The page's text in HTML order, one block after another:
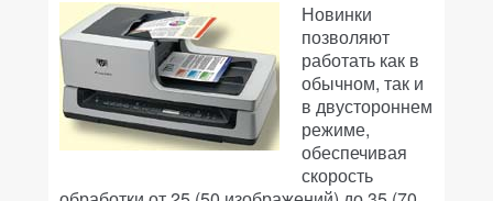
Новинки
позволяют
работать как в
обычном, так и
в двустороннем
режиме,
обеспечивая
скорость